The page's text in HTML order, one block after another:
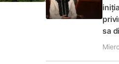
sa